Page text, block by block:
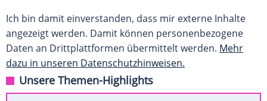
Ich bin damit einverstanden, dass mir externe Inhalte
angezeigt werden. Damit können personenbezogene
Daten an Drittplattformen übermittelt werden. Mehr
dazu in unseren Datenschutzhinweisen.
Unsere Themen-Highlights